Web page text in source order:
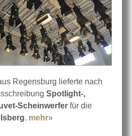
Regensburg lieferte nach
Spotlight-,
Scheinwerfer für die
. mehr»